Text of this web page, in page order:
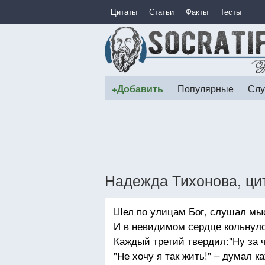
Цитаты Статьи Факты Тесты
+Добавить Популярные
Надежда Тихонова,
Шел по улицам Бог, слушал
И в невидимом сердце
Каждый третий твердил:"Ну за
"Не хочу я так жить!" – думал